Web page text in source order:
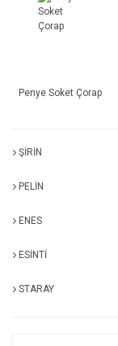
Penye Soket Çorap
ŞİRİN
PELİN
ENES
ESİNTİ
STARAY